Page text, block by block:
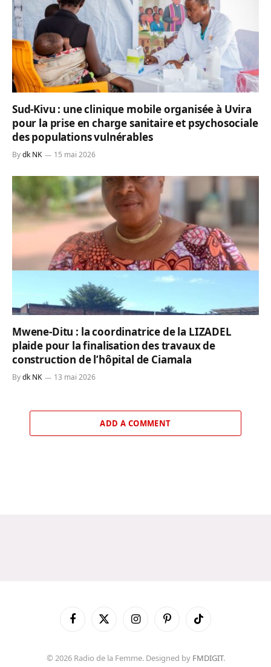
Sud-Kivu : une clinique mobile organisée à Uvira
pour la prise en charge sanitaire et psychosociale
des populations vulnérables
Bydk NK 15 mai 2026
Mwene-Ditu : la coordinatrice de la LIZADEL
plaide pour la finalisation des travaux de
construction de l’hôpital de Ciamala
Bydk NK 13 mai 2026
ADD A COMMENT
FacebookX
InstagramPinterestTikTok
© 2026 Radio de la Femme. Designed by FMDIGIT.